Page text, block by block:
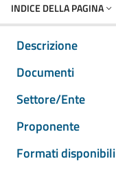
INDICE DELLA PAGINA
Descrizione
Documenti
Settore/Ente
Proponente
Formati disponibili